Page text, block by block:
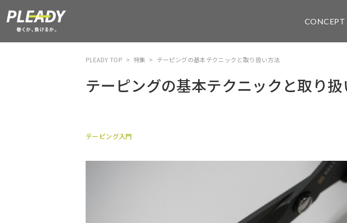
CONCEPT
PLEADY TOP > 特集 > テーピングの基本テクニックと取り扱い方法
テーピングの基本テクニックと取り
テーピング入門